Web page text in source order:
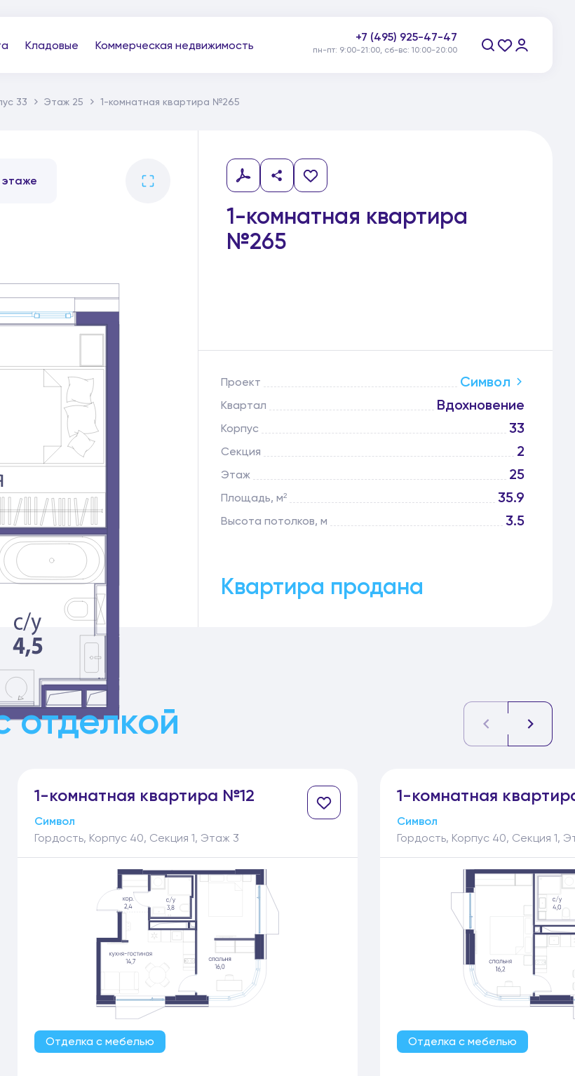
Кладовые Коммерческая недвижимость
+7 (495) 925-47-47
пн-пт: 9:00-21:00, сб-вс: 10:00-20:00
33 Этаж 25 1-комнатная квартира №265
1-комнатная квартира
№265
Проект Символ
Квартал Вдохновение
Корпус 33
Секция 2
Этаж 25
Площадь, м² 35.9
Высота потолков, м 3.5
Квартира продана
отделкой
1-комнатная квартира №12
Символ
Гордость, Корпус 40, Секция 1, Этаж 3
Отделка с мебелью
1-комнатная
Символ
Гордость, Корпус 40, Секция 1,
Отделка с мебелью